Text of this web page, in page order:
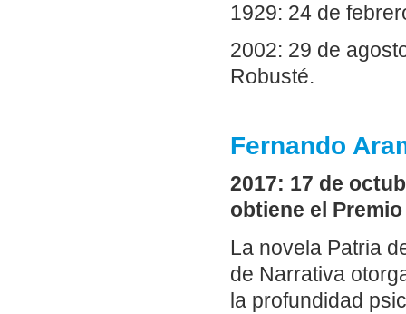
1929: 24 de
2002: 29 de
Robusté.
Fernando
2017: 17 de
obtiene el
La novela Patria
de Narrativa
la profundidad